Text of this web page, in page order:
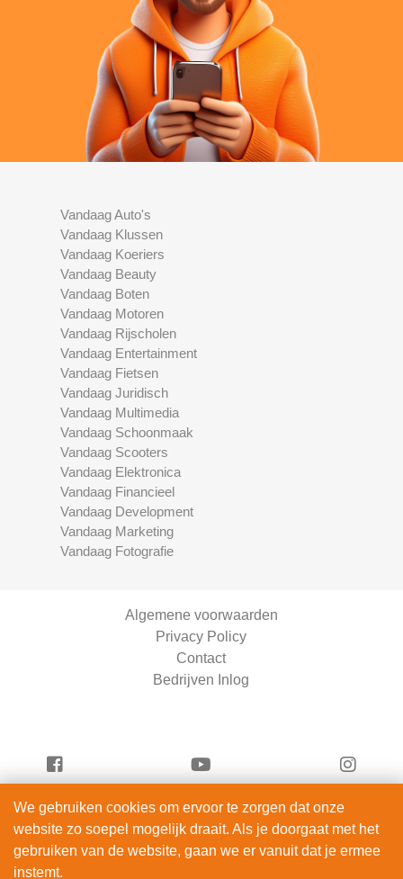
Vandaag Auto's
Vandaag Klussen
Vandaag Koeriers
Vandaag Beauty
Vandaag Boten
Vandaag Motoren
Vandaag Rijscholen
Vandaag Entertainment
Vandaag Fietsen
Vandaag Juridisch
Vandaag Multimedia
Vandaag Schoonmaak
Vandaag Scooters
Vandaag Elektronica
Vandaag Financieel
Vandaag Development
Vandaag Marketing
Vandaag Fotografie
Algemene voorwaarden
Privacy Policy
Contact
Bedrijven Inlog
Vandaag Fotografie is onderdeel van
ServiceRight B.V. | KVK 90914872
We gebruiken cookies om ervoor te zorgen dat onze
website zo soepel mogelijk draait. Als je doorgaat met het
gebruiken van de website, gaan we er vanuit dat je ermee
instemt.